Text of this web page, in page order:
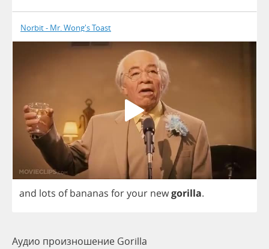
Norbit - Mr. Wong's Toast
and lots of bananas foryour newgorilla.
Аудио произношение Gorilla